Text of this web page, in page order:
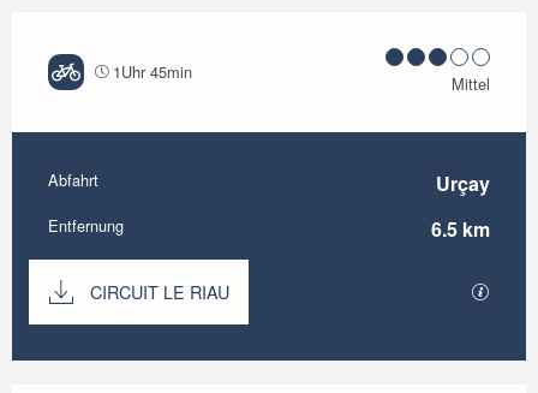
1Uhr 45min
Mittel
Praktische Informationen
Abfahrt Urçay
Entfernung
6.5 km
Dokumentation
CIRCUIT LE RIAU Mit